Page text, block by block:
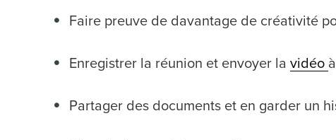
Faire preuve de davantage de créativité
Enregistrer la réunion et envoyer la vidéo
Partager des documents et en garder un